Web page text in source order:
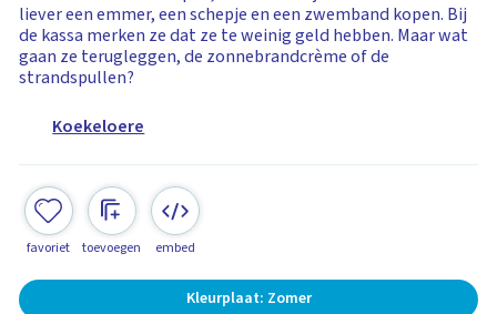
liever een emmer, een schepje en een zwemband kopen. Bij
de kassa merken ze dat ze te weinig geld hebben. Maar wat
gaan ze terugleggen, de zonnebrandcrème of de
strandspullen?
Koekeloere
favoriet toevoegen embed
Kleurplaat: Zomer